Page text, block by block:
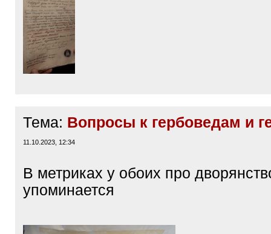
Тема: Вопросы к гербоведам и
11.10.2023, 12:34
В метриках у обоих про
упоминается